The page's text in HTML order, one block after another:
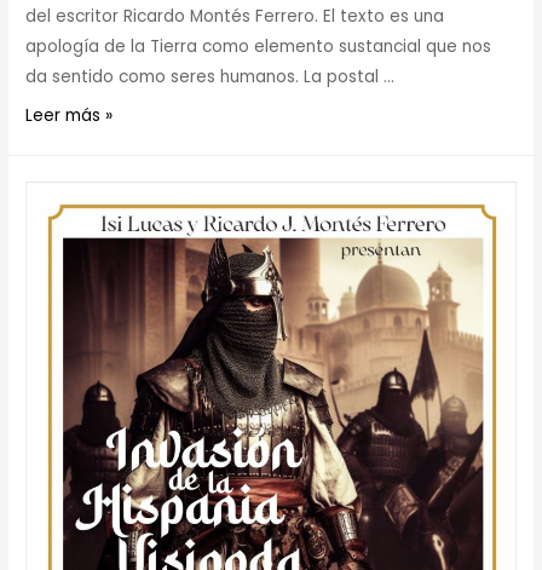
del escritor Ricardo Montés Ferrero. El texto es una
apología de la Tierra como elemento sustancial que nos
da sentido como seres humanos. La postal …
Leer más »